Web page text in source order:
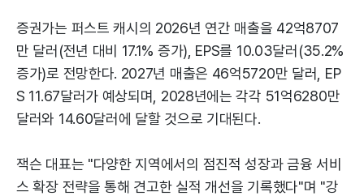
증권가는 퍼스트 캐시의 2026년 연간 매출을 42억8707
만 달러(전년 대비 17.1% 증가), EPS를 10.03달러(35.2%
증가)로 전망한다. 2027년 매출은 46억5720만 달러, EP
S 11.67달러가 예상되며, 2028년에는 각각 51억6280만
달러와 14.60달러에 달할 것으로 기대된다.
잭슨 대표는 "다양한 지역에서의 점진적 성장과 금융 서비
스 확장 전략을 통해 견고한 실적 개선을 기록했다"며 "강